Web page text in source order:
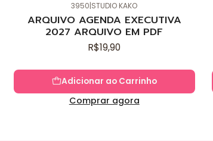
3950|STUDIO KAKO
ARQUIVO AGENDA EXECUTIVA
2027 ARQUIVO EM PDF
R$19,90
Adicionar ao Carrinho
Comprar agora